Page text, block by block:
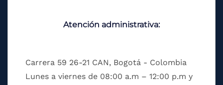
Atención administrativa:
Carrera 59 26-21 CAN, Bogotá - Colombia
Lunes a viernes de 08:00 a.m – 12:00 p.m y